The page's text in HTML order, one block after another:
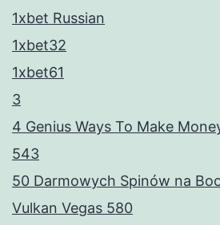
1xbet Russian
1xbet32
1xbet61
3
4 Genius Ways To Make
543
50 Darmowych Spinów na
Vulkan Vegas 580